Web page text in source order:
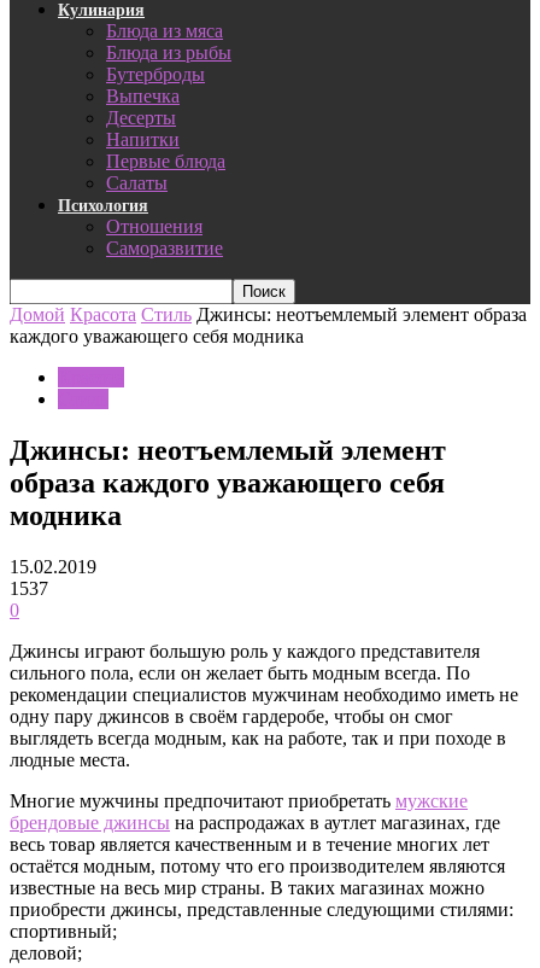
Кулинария
Блюда из мяса
Блюда из рыбы
Бутерброды
Выпечка
Десерты
Напитки
Первые блюда
Салаты
Психология
Отношения
Саморазвитие
Домой Красота Стиль Джинсы: неотъемлемый элемент образа
каждого уважающего себя модника
Джинсы: неотъемлемый элемент
образа каждого уважающего себя
модника
15.02.2019
1537
0
Джинсы играют большую роль у каждого представителя
сильного пола, если он желает быть модным всегда. По
рекомендации специалистов мужчинам необходимо иметь не
одну пару джинсов в своём гардеробе, чтобы он смог
выглядеть всегда модным, как на работе, так и при походе в
людные места.
Многие мужчины предпочитают приобретать мужские
брендовые джинсы на распродажах в аутлет магазинах, где
весь товар является качественным и в течение многих лет
остаётся модным, потому что его производителем являются
известные на весь мир страны. В таких магазинах можно
приобрести джинсы, представленные следующими стилями:
спортивный;
деловой;